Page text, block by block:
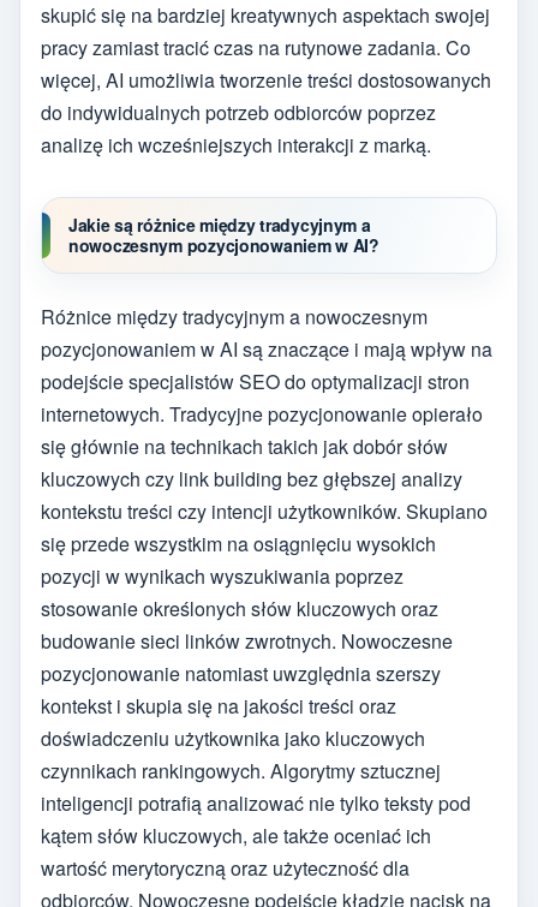
skupić się na bardziej kreatywnych aspektach swojej
pracy zamiast tracić czas na rutynowe zadania. Co
więcej, AI umożliwia tworzenie treści dostosowanych
do indywidualnych potrzeb odbiorców poprzez
analizę ich wcześniejszych interakcji z marką.
Jakie są różnice między tradycyjnym a
nowoczesnym pozycjonowaniem w AI?
Różnice między tradycyjnym a nowoczesnym
pozycjonowaniem w AI są znaczące i mają wpływ na
podejście specjalistów SEO do optymalizacji stron
internetowych. Tradycyjne pozycjonowanie opierało
się głównie na technikach takich jak dobór słów
kluczowych czy link building bez głębszej analizy
kontekstu treści czy intencji użytkowników. Skupiano
się przede wszystkim na osiągnięciu wysokich
pozycji w wynikach wyszukiwania poprzez
stosowanie określonych słów kluczowych oraz
budowanie sieci linków zwrotnych. Nowoczesne
pozycjonowanie natomiast uwzględnia szerszy
kontekst i skupia się na jakości treści oraz
doświadczeniu użytkownika jako kluczowych
czynnikach rankingowych. Algorytmy sztucznej
inteligencji potrafią analizować nie tylko teksty pod
kątem słów kluczowych, ale także oceniać ich
wartość merytoryczną oraz użyteczność dla
odbiorców. Nowoczesne podejście kładzie nacisk na